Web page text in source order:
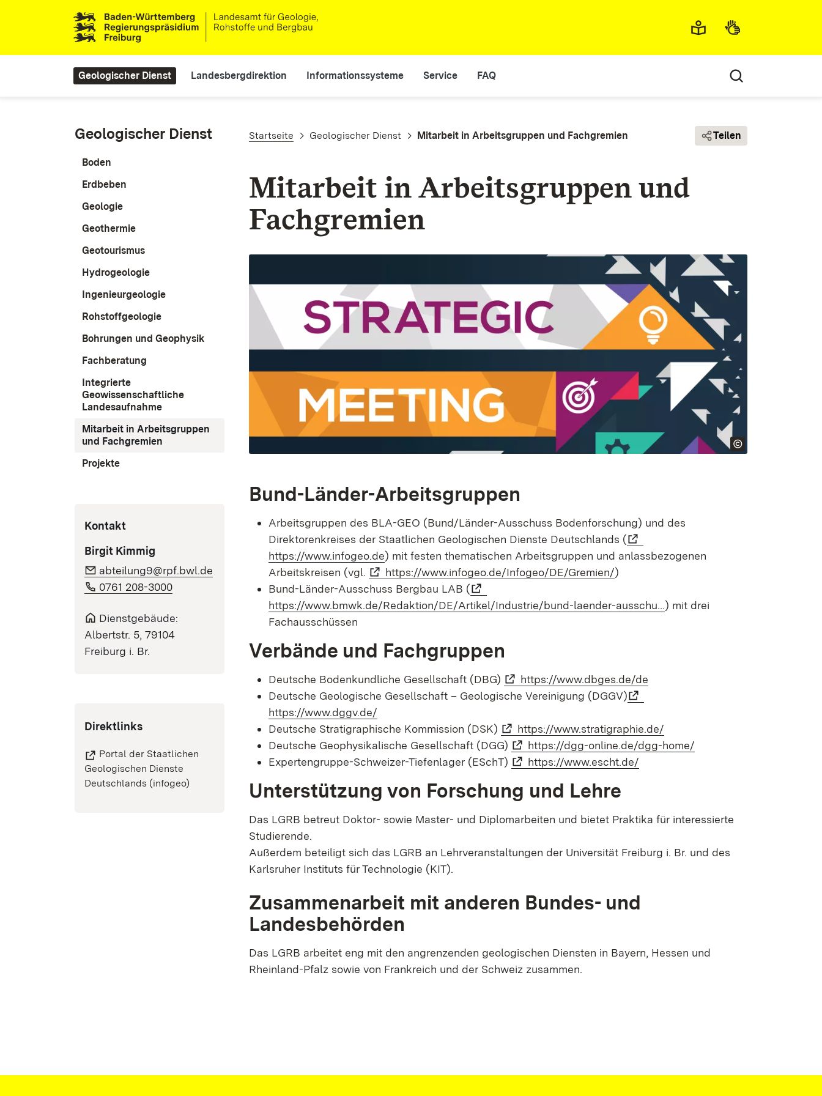
Metamenü
Main navigation
Geologischer Dienst Landesbergdirektion Informationssysteme Service FAQ
Geologischer Dienst
Boden
Erdbeben
Geologie
Geothermie
Geotourismus
Hydrogeologie
Ingenieurgeologie
Rohstoffgeologie
Bohrungen und Geophysik
Fachberatung
Integrierte
Geowissenschaftliche
Landesaufnahme
Mitarbeit in Arbeitsgruppen
und Fachgremien
Projekte
Kontakt
Birgit Kimmig
abteilung9@rpf.bwl.de
0761 208-3000
Dienstgebäude:
Albertstr. 5, 79104
Freiburg i. Br.
Direktlinks
Portal der Staatlichen
Geologischen Dienste
Deutschlands (infogeo)
Pfadnavigation
Startseite Geologischer Dienst Mitarbeit in Arbeitsgruppen und Fachgremien Teilen
Mitarbeit in Arbeitsgruppen und
Fachgremien
Bund-Länder-Arbeitsgruppen
Arbeitsgruppen des BLA-GEO (Bund/Länder-Ausschuss Bodenforschung) und des
Direktorenkreises der Staatlichen Geologischen Dienste Deutschlands (
https://www.infogeo.de) mit festen thematischen Arbeitsgruppen und anlassbezogenen
Arbeitskreisen (vgl.
https://www.infogeo.de/Infogeo/DE/Gremien/)
Bund-Länder-Ausschuss Bergbau LAB (
https://www.bmwk.de/Redaktion/DE/Artikel/Industrie/bund-laender-ausschu…) mit drei
Fachausschüssen
Verbände und Fachgruppen
Deutsche Bodenkundliche Gesellschaft (DBG)
https://www.dbges.de/de
Deutsche Geologische Gesellschaft – Geologische Vereinigung (DGGV)
https://www.dggv.de/
Deutsche Stratigraphische Kommission (DSK)
https://www.stratigraphie.de/
Deutsche Geophysikalische Gesellschaft (DGG)
https://dgg-online.de/dgg-home/
Expertengruppe-Schweizer-Tiefenlager (ESchT)
https://www.escht.de/
Unterstützung von Forschung und Lehre
Das LGRB betreut Doktor- sowie Master- und Diplomarbeiten und bietet Praktika für interessierte
Studierende.
Außerdem beteiligt sich das LGRB an Lehrveranstaltungen der Universität Freiburg i. Br. und des
Karlsruher Instituts für Technologie (KIT).
Zusammenarbeit mit anderen Bundes- und
Landesbehörden
Das LGRB arbeitet eng mit den angrenzenden geologischen Diensten in Bayern, Hessen und
Rheinland-Pfalz sowie von Frankreich und der Schweiz zusammen.